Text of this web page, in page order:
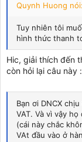
Quynh Huong nói:
Tuy nhiên tôi
hình thức thanh
Hic, giải thích đến
còn hỏi lại câu này
Bạn ơi DNCX
VAT. Và vì vậy
(cái này chắc
VAt đầu vào ở